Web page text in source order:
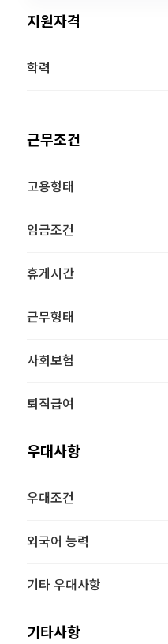
지원자격
학력
근무조건
고용형태
임금조건
휴게시간
근무형태
사회보험
퇴직급여
우대사항
우대조건
외국어 능력
기타 우대사항
기타사항